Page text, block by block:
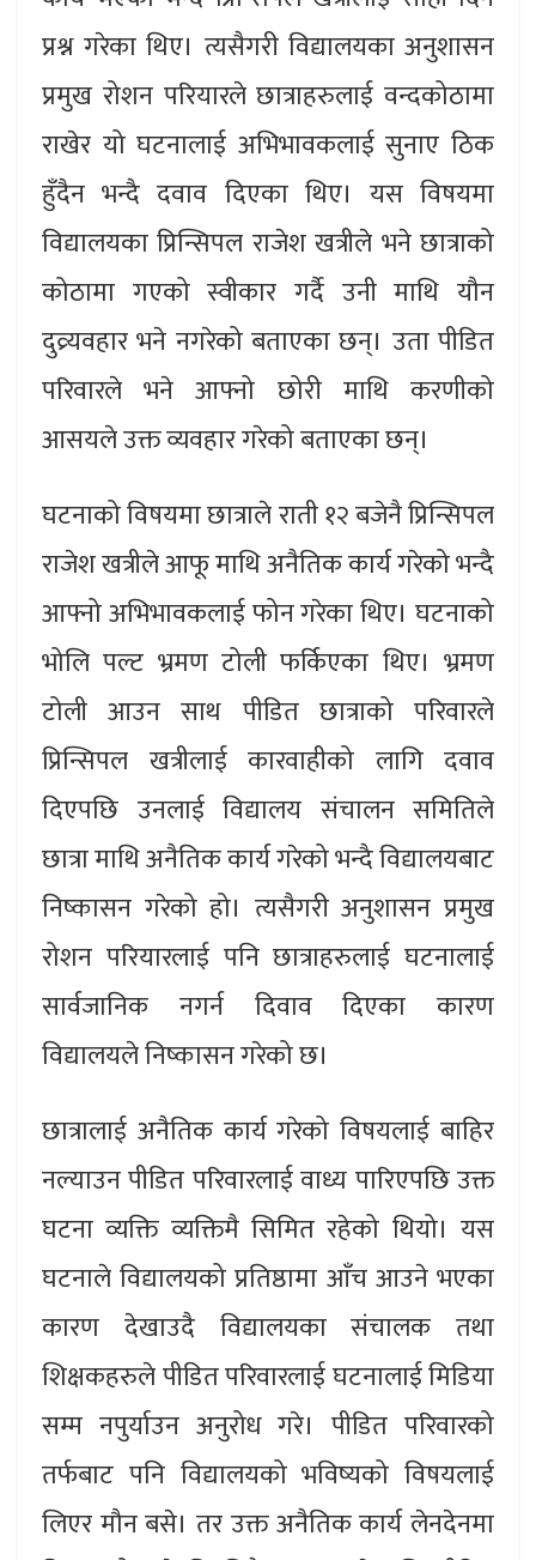
प्रश्न गरेका थिए। त्यसैगरी विद्यालयका अनुशासन
प्रमुख रोशन परियारले छात्राहरुलाई वन्दकोठामा
राखेर यो घटनालाई अभिभावकलाई सुनाए ठिक
हुँदैन भन्दै दवाव दिएका थिए। यस विषयमा
विद्यालयका प्रिन्सिपल राजेश खत्रीले भने छात्राको
कोठामा गएको स्वीकार गर्दै उनी माथि यौन
दुव्र्यवहार भने नगरेको बताएका छन्। उता पीडित
परिवारले भने आफ्नो छोरी माथि करणीको
आसयले उक्त व्यवहार गरेको बताएका छन्।
घटनाको विषयमा छात्राले राती १२ बजेनै प्रिन्सिपल
राजेश खत्रीले आफू माथि अनैतिक कार्य गरेको भन्दै
आफ्नो अभिभावकलाई फोन गरेका थिए। घटनाको
भोलि पल्ट भ्रमण टोली फर्किएका थिए। भ्रमण
टोली आउन साथ पीडित छात्राको परिवारले
प्रिन्सिपल खत्रीलाई कारवाहीको लागि दवाव
दिएपछि उनलाई विद्यालय संचालन समितिले
छात्रा माथि अनैतिक कार्य गरेको भन्दै विद्यालयबाट
निष्कासन गरेको हो। त्यसैगरी अनुशासन प्रमुख
रोशन परियारलाई पनि छात्राहरुलाई घटनालाई
सार्वजानिक नगर्न दिवाव दिएका कारण
विद्यालयले निष्कासन गरेको छ।
छात्रालाई अनैतिक कार्य गरेको विषयलाई बाहिर
नल्याउन पीडित परिवारलाई वाध्य पारिएपछि उक्त
घटना व्यक्ति व्यक्तिमै सिमित रहेको थियो। यस
घटनाले विद्यालयको प्रतिष्ठामा आँच आउने भएका
कारण देखाउदै विद्यालयका संचालक तथा
शिक्षकहरुले पीडित परिवारलाई घटनालाई मिडिया
सम्म नपुर्याउन अनुरोध गरे। पीडित परिवारको
तर्फबाट पनि विद्यालयको भविष्यको विषयलाई
लिएर मौन बसे। तर उक्त अनैतिक कार्य लेनदेनमा